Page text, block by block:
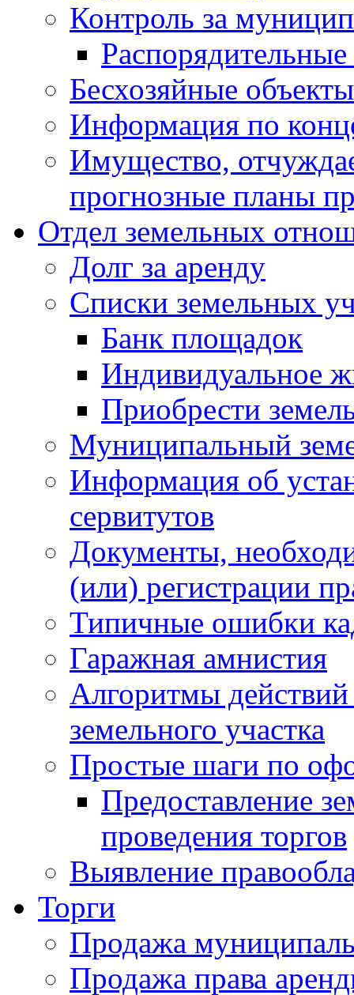
Контроль за
Бесхозяйные объекты
Информация по
Имущество,
прогнозные планы
Отдел земельных
Долг за аренду
Списки земельных
Банк площадок
Индивидуальное
Приобрести
Муниципальный
Информация об
сервитутов
Документы,
(или) регистрации
Типичные ошибки
Гаражная амнистия
Алгоритмы действий
земельного участка
Простые шаги по
Предоставление
проведения торгов
Выявление
Торги
Продажа
Продажа права